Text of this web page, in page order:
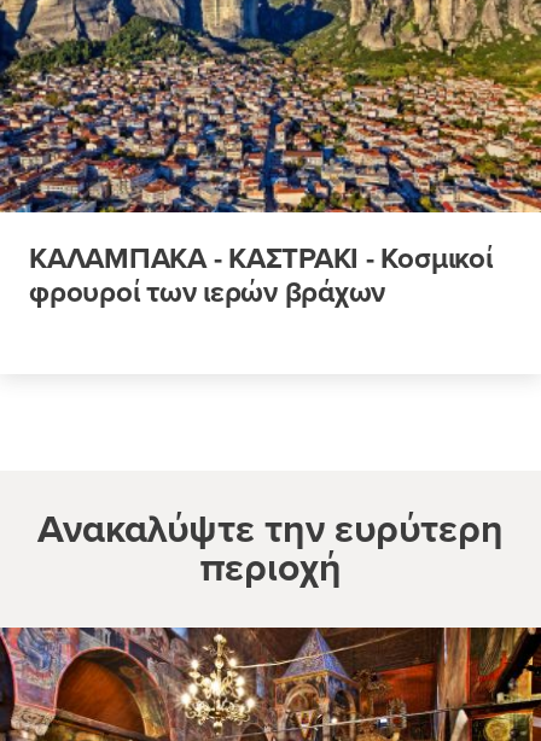
ΚΑΛΑΜΠΑΚΑ - ΚΑΣΤΡΑΚΙ - Κοσμικοί
φρουροί των ιερών βράχων
Ανακαλύψτε την ευρύτερη
περιοχή